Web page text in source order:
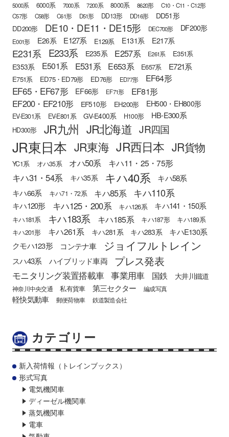
5000系 6000系 7000系 7200系 8000系 8620形
C10・C11・C12形
C57形
C58形 C61形 D51形 DD13形 DD16形 DD51形
DD200形 DE10・DE11・DE15形 DEC700形 DF200形
E001形 E26系 E127系 E129系 E131系 E217系
E231系 E233系 E235系 E257系 E261系 E351系
E353系 E501系 E531系 E653系 E657系 E721系
E751系 ED75・ED79形 ED76形 ED77形 EF64形
EF65・EF67形 EF66形 EF71形
EF81形
EF200・EF210形
EF510形 EH200形 EH500・EH800形
EV-E301系 EV-E801系 GV-E400系 H100形 HB-E300系
HD300形 JR九州 JR北海道 JR四国
JR東日本 JR東海 JR西日本 JR貨物
YC1系 オハ35系 オハ50系 キハ11・25・75形
キハ31・54系 キハ35系 キハ40系 キハ58系
キハ66系 キハ71・72系 キハ85系 キハ110系
キハ120形 キハ125・200系 キハ126系 キハ141・150系
キハ181系 キハ183系 キハ185系 キハ187形
キハ189系
キハ201形
キハ261系 キハ281系 キハ283系
キハE130系
クモハ123形
コンテナ車 ジョイフルトレイン
スハ43系 ハイブリッド車両 プレス発表
モニタリング装置搭載車 事業用車 国鉄 大井川鐵道
神奈川中央交通 私有貨車 第三セクター 編成写真
軽快気動車 郵便荷物車 鉄道製造会社
カテゴリー
新入荷情報（トレインブックス）
形式写真
電気機関車
ディーゼル機関車
蒸気機関車
電車